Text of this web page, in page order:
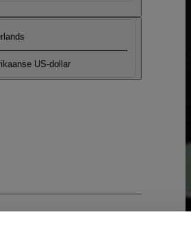
US-dollar